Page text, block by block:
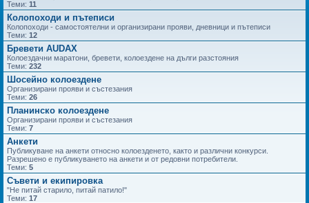
Теми: 11
Колопоходи и пътеписи
Колопоходи - самостоятелни и организирани прояви, дневници и пътеписи
Теми: 12
Бревети AUDAX
Колоездачни маратони, бревети, колоездене на дълги разстояния
Теми: 232
Шосейно колоездене
Организирани прояви и състезания
Теми: 26
Планинско колоездене
Организирани прояви и състезания
Теми: 7
Анкети
Публикуване на анкети относно колоезденето, както и различни конкурси.
Разрешено е публикуването на анкети и от редовни потребители.
Теми: 5
Съвети и екипировка
"Не питай старило, питай патило!"
Теми: 17